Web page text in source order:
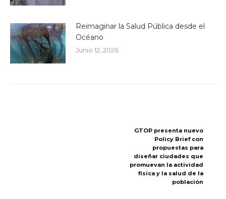
Reimaginar la Salud Pública desde el
Océano
Junio 12, 2026
GTOP presenta nuevo
Policy Brief con
propuestas para
diseñar ciudades que
promuevan la actividad
física y la salud de la
población